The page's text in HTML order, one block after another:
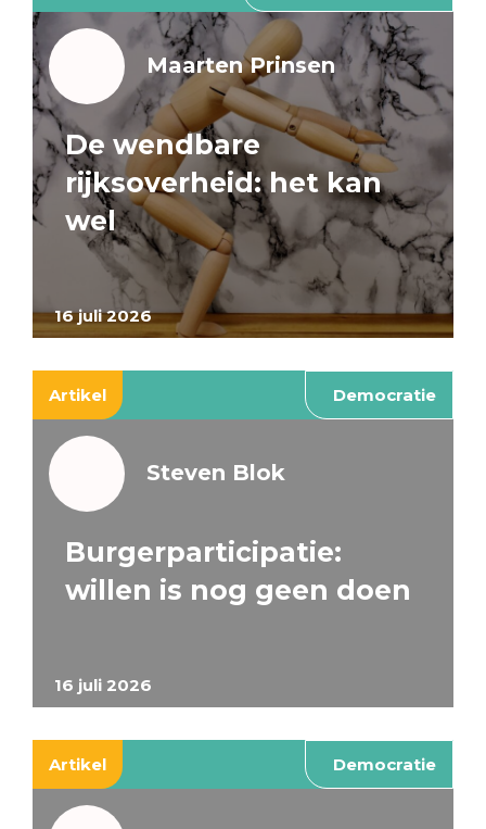
16 juli 2026
Maarten Prinsen
De wendbare
rijksoverheid: het kan
wel
Artikel Democratie
16 juli 2026
Steven Blok
Burgerparticipatie:
willen is nog geen doen
Artikel Democratie